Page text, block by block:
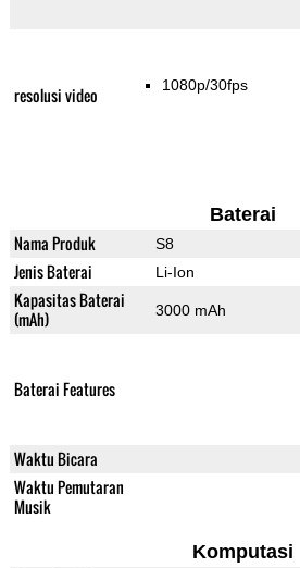
resolusi video 1080p/30fps
Baterai
Nama Produk S8
Jenis Baterai Li-Ion
Kapasitas Baterai
(mAh)
3000 mAh
Baterai Features
Waktu Bicara
Waktu Pemutaran
Musik
Komputasi